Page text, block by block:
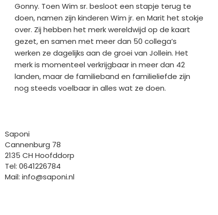
Gonny. Toen Wim sr. besloot een stapje terug te
doen, namen zijn kinderen Wim jr. en Marit het stokje
over. Zij hebben het merk wereldwijd op de kaart
gezet, en samen met meer dan 50 collega’s
werken ze dagelijks aan de groei van Jollein. Het
merk is momenteel verkrijgbaar in meer dan 42
landen, maar de familieband en familieliefde zijn
nog steeds voelbaar in alles wat ze doen.
Saponi
Cannenburg 78
2135 CH Hoofddorp
Tel: 0641226784
Mail: info@saponi.nl